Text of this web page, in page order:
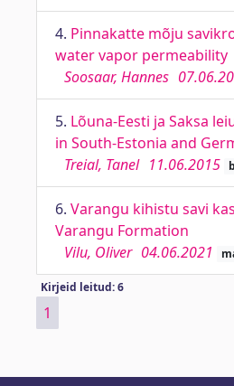
4. Pinnakatte mõju
water vapor permeability
Soosaar, Hannes
5. Lõuna-Eesti ja Saksa
in South-Estonia and
Treial, Tanel 11.06.2015
6. Varangu kihistu savi
Varangu Formation
Vilu, Oliver 04.06.2021
Kirjeid leitud: 6
1